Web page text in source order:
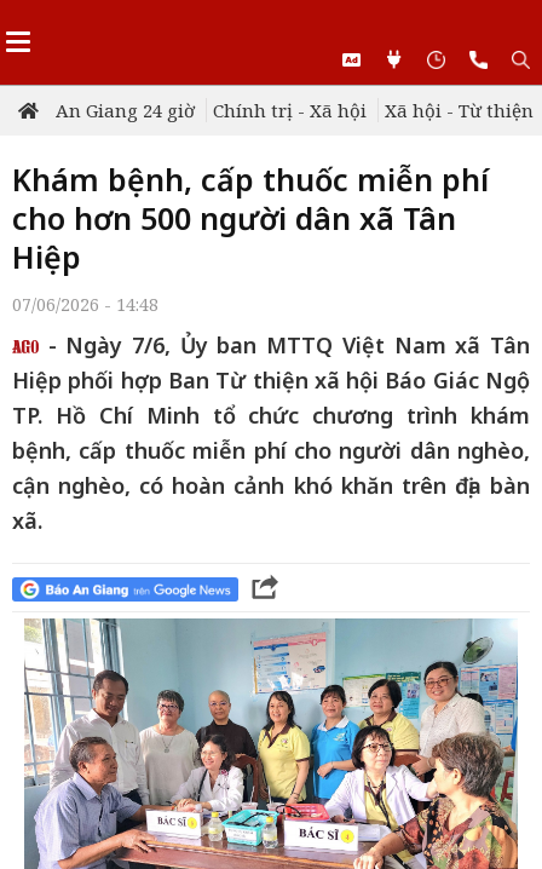
An Giang 24 giờ Chính trị - Xã hội Xã hội - Từ thiện
Khám bệnh, cấp thuốc miễn phí
cho hơn 500 người dân xã Tân
Hiệp
07/06/2026 - 14:48
- Ngày 7/6, Ủy ban MTTQ Việt Nam xã Tân
Hiệp phối hợp Ban Từ thiện xã hội Báo Giác Ngộ
TP. Hồ Chí Minh tổ chức chương trình khám
bệnh, cấp thuốc miễn phí cho người dân nghèo,
cận nghèo, có hoàn cảnh khó khăn trên địa bàn
xã.